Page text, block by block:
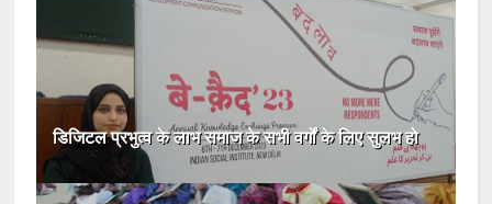
डिजिटल प्रभुत्व के लाभ समाज के सभी वर्गों के लिए सुलभ हो